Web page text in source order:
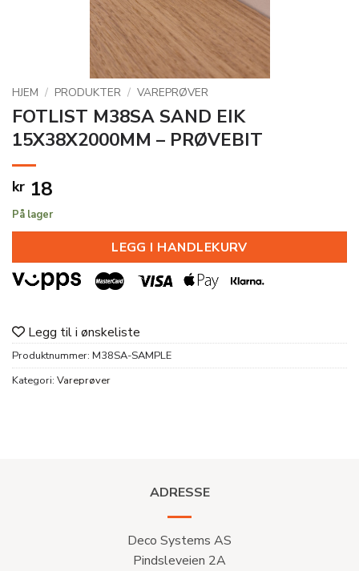
HJEM / PRODUKTER / VAREPRØVER
FOTLIST M38SA SAND EIK
15X38X2000MM – PRØVEBIT
kr 18
På lager
LEGG I HANDLEKURV
Legg til i ønskeliste
Produktnummer: M38SA-SAMPLE
Kategori: Vareprøver
ADRESSE
Deco Systems AS
Pindsleveien 2A